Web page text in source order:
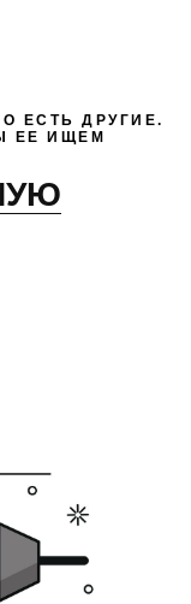
ЕСТЬ ДРУГИЕ.
ЕЕ ИЩЕМ